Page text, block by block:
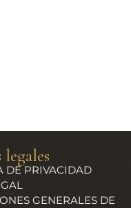
legales
DE PRIVACIDAD
GENERALES DE